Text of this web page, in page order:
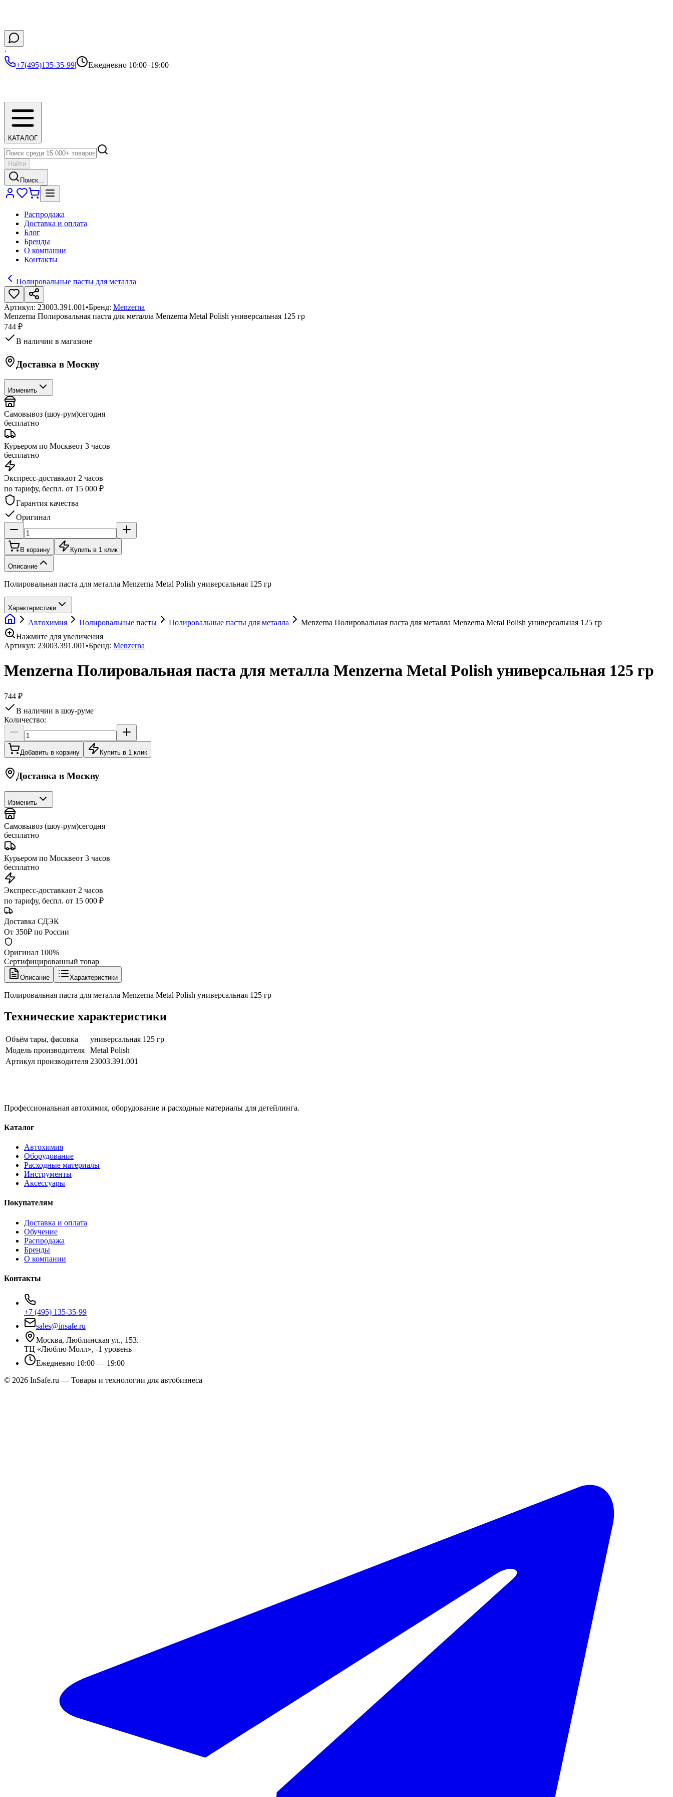
·
+7(495)135-35-99| Ежедневно 10:00–19:00
КАТАЛОГ
Найти
Поиск...
Распродажа
Доставка и оплата
Блог
Бренды
О компании
Контакты
Полировальные пасты для металла
Артикул: 23003.391.001 •Бренд: Menzerna
Menzerna Полировальная паста для металла Menzerna Metal Polish универсальная 125 гр
744 ₽
В наличии в магазине
Доставка в Москву
Изменить
Самовывоз (шоу-рум)сегодня
бесплатно
Курьером по Москвеот 3 часов
бесплатно
Экспресс-доставкаот 2 часов
по тарифу, беспл. от 15 000 ₽
Гарантия качества
Оригинал
В корзину Купить в 1 клик
Описание
Полировальная паста для металла Menzerna Metal Polish универсальная 125 гр
Характеристики
Автохимия Полировальные пасты Полировальные пасты для металла
Menzerna Полировальная паста для металла Menzerna Metal Polish универсальная 125 гр
Нажмите для увеличения
Артикул: 23003.391.001•Бренд: Menzerna
Menzerna Полировальная паста для металла Menzerna Metal Polish универсальная 125 гр
744 ₽
В наличии в шоу-руме
Количество:
Добавить в корзину Купить в 1 клик
Доставка в Москву
Изменить
Самовывоз (шоу-рум)сегодня
бесплатно
Курьером по Москвеот 3 часов
бесплатно
Экспресс-доставкаот 2 часов
по тарифу, беспл. от 15 000 ₽
Доставка СДЭК
От 350₽ по России
Оригинал 100%
Сертифицированный товар
Описание Характеристики
Полировальная паста для металла Menzerna Metal Polish универсальная 125 гр
Технические характеристики
Объём тары, фасовка
универсальная 125 гр
Модель производителя
Metal Polish
Артикул производителя 23003.391.001
Профессиональная автохимия, оборудование и расходные материалы для детейлинга.
Каталог
Автохимия
Оборудование
Расходные материалы
Инструменты
Аксессуары
Покупателям
Доставка и оплата
Обучение
Распродажа
Бренды
О компании
Контакты
+7 (495) 135-35-99
sales@insafe.ru
Москва, Люблинская ул., 153.
ТЦ «Люблю Молл», -1 уровень
Ежедневно 10:00 — 19:00
© 2026 InSafe.ru — Товары и технологии для автобизнеса